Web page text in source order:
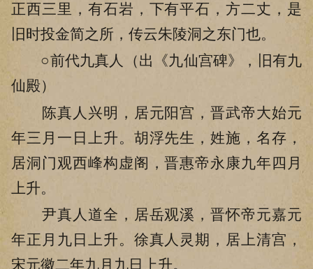
正西三里，有石岩，下有平石，方二丈，是
旧时投金简之所，传云朱陵洞之东门也。
○前代九真人（出《九仙宫碑》，旧有九
仙殿）
陈真人兴明，居元阳宫，晋武帝大始元
年三月一日上升。胡浮先生，姓施，名存，
居洞门观西峰构虚阁，晋惠帝永康九年四月
上升。
尹真人道全，居岳观溪，晋怀帝元嘉元
年正月九日上升。徐真人灵期，居上清宫，
宋元徽二年九月九日上升。